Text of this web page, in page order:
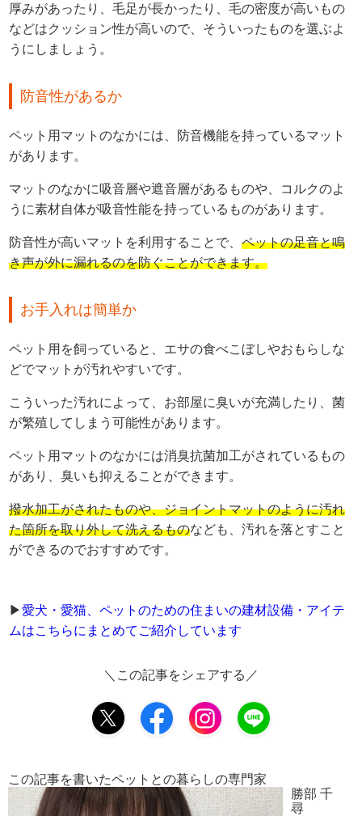
厚みがあったり、毛足が長かったり、毛の密度が高いもの
などはクッション性が高いので、そういったものを選ぶよ
うにしましょう。
防音性があるか
ペット用マットのなかには、防音機能を持っているマット
があります。
マットのなかに吸音層や遮音層があるものや、コルクのよ
うに素材自体が吸音性能を持っているものがあります。
防音性が高いマットを利用することで、ペットの足音と鳴
き声が外に漏れるのを防ぐことができます。
お手入れは簡単か
ペット用を飼っていると、エサの食べこぼしやおもらしな
どでマットが汚れやすいです。
こういった汚れによって、お部屋に臭いが充満したり、菌
が繁殖してしまう可能性があります。
ペット用マットのなかには消臭抗菌加工がされているもの
があり、臭いも抑えることができます。
撥水加工がされたものや、ジョイントマットのように汚れ
た箇所を取り外して洗えるものなども、汚れを落とすこと
ができるのでおすすめです。
▶︎愛犬・愛猫、ペットのための住まいの建材設備・アイテ
ムはこちらにまとめてご紹介しています
＼この記事をシェアする／
この記事を書いたペットとの暮らしの専門家
勝部 千
尋